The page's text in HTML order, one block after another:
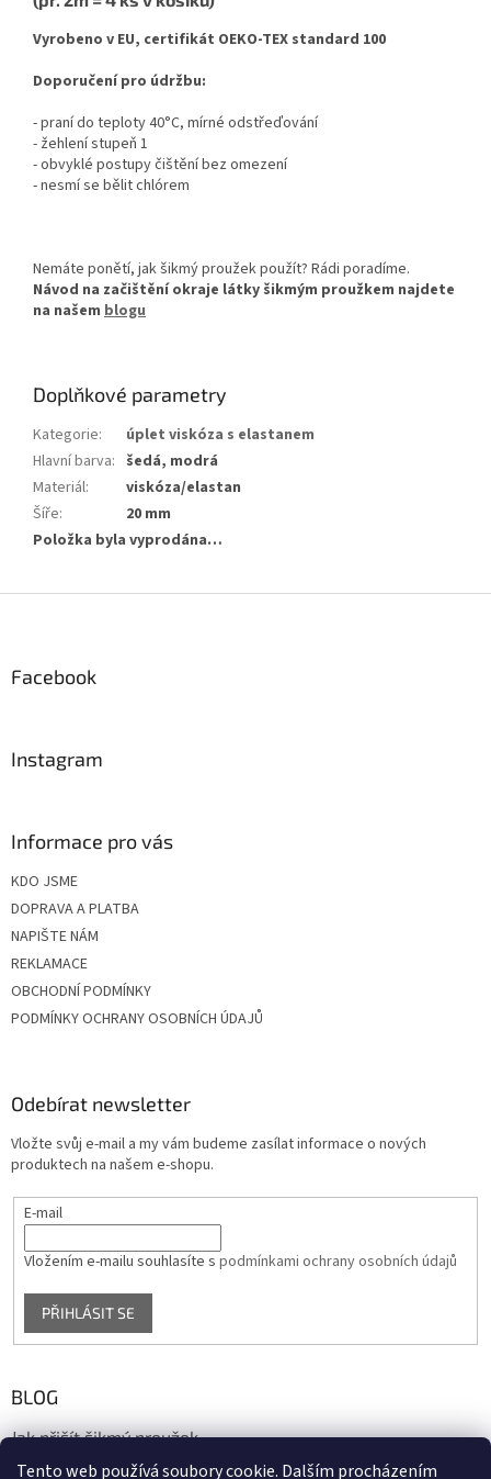
Tento web používá soubory cookie. Dalším procházením
Vyrobeno v EU, certifikát OEKO-TEX standard 100
Doporučení pro údržbu:
- praní do teploty 40°C, mírné odstřeďování
- žehlení stupeň 1
- obvyklé postupy čištění bez omezení
- nesmí se bělit chlórem
Nemáte ponětí, jak šikmý proužek použít? Rádi poradíme.
Návod na začištění okraje látky šikmým proužkem najdete
na našem blogu
Doplňkové parametry
Kategorie:
úplet viskóza s elastanem
Hlavní barva: šedá, modrá
Materiál:
viskóza/elastan
Šíře:
20 mm
Položka byla vyprodána…
Facebook
Instagram
Informace pro vás
KDO JSME
DOPRAVA A PLATBA
NAPIŠTE NÁM
REKLAMACE
OBCHODNÍ PODMÍNKY
PODMÍNKY OCHRANY OSOBNÍCH ÚDAJŮ
Odebírat newsletter
Vložte svůj e-mail a my vám budeme zasílat informace o nových
produktech na našem e-shopu.
E-mail
Vložením e-mailu souhlasíte s podmínkami ochrany osobních údajů
PŘIHLÁSIT SE
BLOG
Jak přišít šikmý proužek